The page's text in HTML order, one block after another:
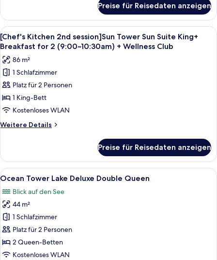
+Breakfast
for
2(9:00~10:30am)+Wellness
Club
anzeigen
Kitchen
2nd
session]
Forest
Deluxe
Double
+Breakfast
for
2(9:00~10:30am)+Wellness
Preise für Reisedaten anzeigen
Alle
Fotos
für
[Chef's
Kitchen
2nd
session]Sun
Tower
Sun
Suite
Breakfast
for
2
(9:00~10:30am)
+
Wellness
Club
anzeigen
Ein modernes Hotelzimmer mit
5
[Chef's Kitchen 2nd session]Sun Tower Sun Suite King+
Breakfast for 2 (9:00~10:30am) + Wellness Club
86 m²
1 Schlafzimmer
Platz für 2 Personen
1 King-Bett
Kostenloses WLAN
Weitere Details
Weitere
Kitchen
2nd
session]Sun
Sun
Suite
King+
Breakfast
for
2
(9:00~10:30am)
+
Preise für Reisedaten anzeigen
Alle
Fotos
für
Ocean
Tower
Lake
Deluxe
Double
Daunenbettdecken, Minibar,
7
Ocean Tower Lake Deluxe Double Queen
Blick auf den See
44 m²
1 Schlafzimmer
Platz für 2 Personen
2 Queen-Betten
Kostenloses WLAN